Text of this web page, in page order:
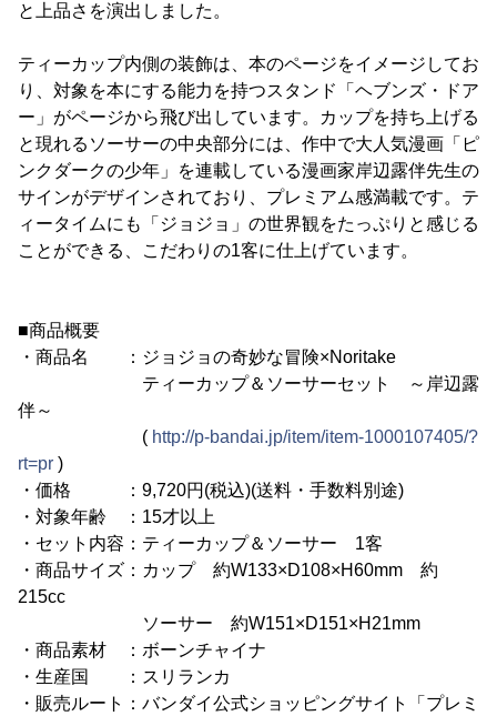
と上品さを演出しました。
ティーカップ内側の装飾は、本のページをイメージしてお
り、対象を本にする能力を持つスタンド「ヘブンズ・ドア
ー」がページから飛び出しています。カップを持ち上げる
と現れるソーサーの中央部分には、作中で大人気漫画「ピ
ンクダークの少年」を連載している漫画家岸辺露伴先生の
サインがデザインされており、プレミアム感満載です。テ
ィータイムにも「ジョジョ」の世界観をたっぷりと感じる
ことができる、こだわりの1客に仕上げています。
■商品概要
・商品名 ：ジョジョの奇妙な冒険×Noritake
ティーカップ＆ソーサーセット ～岸辺露
伴～
( http://p-bandai.jp/item/item-1000107405/?
rt=pr )
・価格 ：9,720円(税込)(送料・手数料別途)
・対象年齢 ：15才以上
・セット内容：ティーカップ＆ソーサー 1客
・商品サイズ：カップ 約W133×D108×H60mm 約
215cc
ソーサー 約W151×D151×H21mm
・商品素材 ：ボーンチャイナ
・生産国 ：スリランカ
・販売ルート：バンダイ公式ショッピングサイト「プレミ